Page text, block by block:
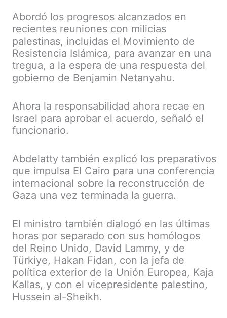
Abordó los progresos alcanzados en
recientes reuniones con milicias
palestinas, incluidas el Movimiento de
Resistencia Islámica, para avanzar en una
tregua, a la espera de una respuesta del
gobierno de Benjamin Netanyahu.
Ahora la responsabilidad ahora recae en
Israel para aprobar el acuerdo, señaló el
funcionario.
Abdelatty también explicó los preparativos
que impulsa El Cairo para una conferencia
internacional sobre la reconstrucción de
Gaza una vez terminada la guerra.
El ministro también dialogó en las últimas
horas por separado con sus homólogos
del Reino Unido, David Lammy, y de
Türkiye, Hakan Fidan, con la jefa de
política exterior de la Unión Europea, Kaja
Kallas, y con el vicepresidente palestino,
Hussein al-Sheikh.